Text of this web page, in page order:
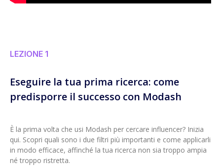
LEZIONE 1
Eseguire la tua prima ricerca: come
predisporre il successo con Modash
È la prima volta che usi Modash per cercare influencer? Inizia
qui. Scopri quali sono i due filtri più importanti e come applicarli
in modo efficace, affinché la tua ricerca non sia troppo ampia
né troppo ristretta.